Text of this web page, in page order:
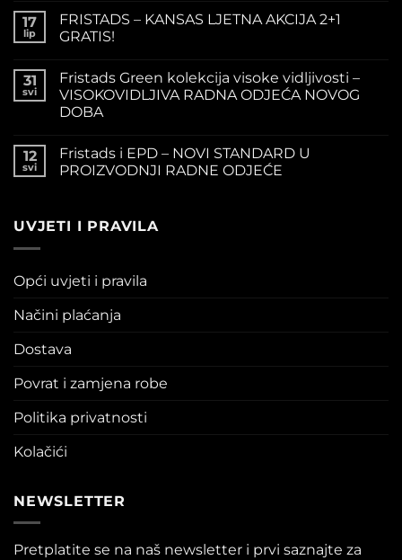
17
lip
FRISTADS – KANSAS LJETNA AKCIJA 2+1
GRATIS!
31
svi
Fristads Green kolekcija visoke vidljivosti –
VISOKOVIDLJIVA RADNA ODJEĆA NOVOG
DOBA
12
svi
Fristads i EPD – NOVI STANDARD U
PROIZVODNJI RADNE ODJEĆE
UVJETI I PRAVILA
Opći uvjeti i pravila
Načini plaćanja
Dostava
Povrat i zamjena robe
Politika privatnosti
Kolačići
NEWSLETTER
Pretplatite se na naš newsletter i prvi saznajte za